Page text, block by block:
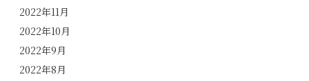
2022年11月
2022年10月
2022年9月
2022年8月